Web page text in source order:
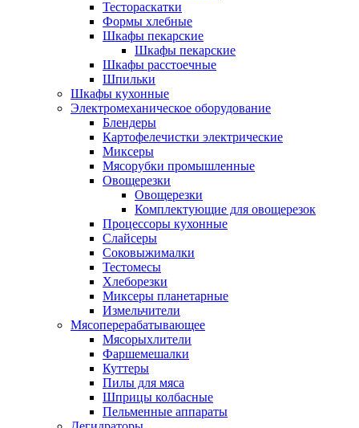
Тестораскатки
Формы хлебные
Шкафы пекарские
Шкафы пекарские
Шкафы расстоечные
Шпильки
Шкафы кухонные
Электромеханическое оборудование
Блендеры
Картофелечистки электрические
Миксеры
Мясорубки промышленные
Овощерезки
Овощерезки
Комплектующие для овощерезок
Процессоры кухонные
Слайсеры
Соковыжималки
Тестомесы
Хлеборезки
Миксеры планетарные
Измельчители
Мясоперерабатывающее
Мясорыхлители
Фаршемешалки
Куттеры
Пилы для мяса
Шприцы колбасные
Пельменные аппараты